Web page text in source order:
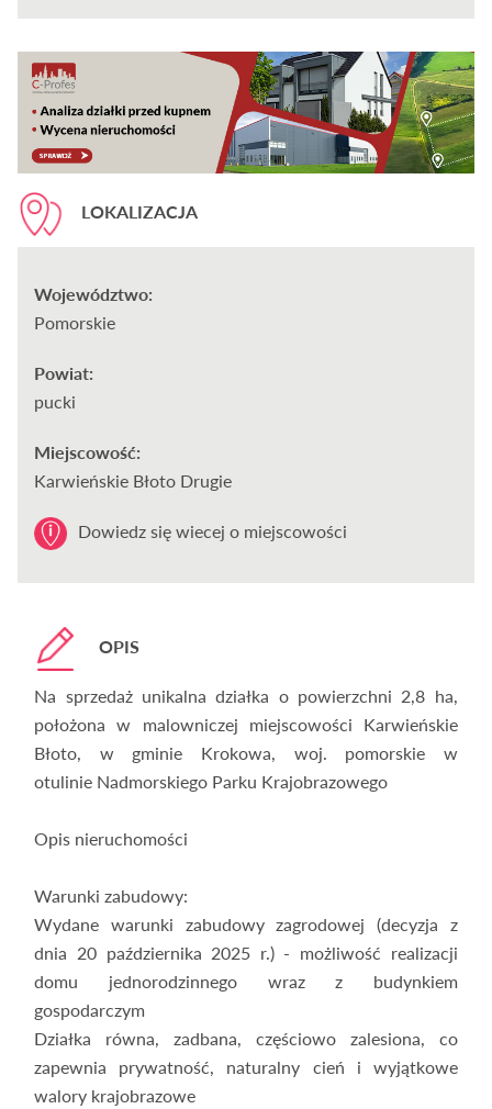
LOKALIZACJA
Województwo:
Pomorskie
Powiat:
pucki
Miejscowość:
Karwieńskie Błoto Drugie
Dowiedz się wiecej o miejscowości
OPIS
Na sprzedaż unikalna działka o powierzchni 2,8 ha,
położona w malowniczej miejscowości Karwieńskie
Błoto, w gminie Krokowa, woj. pomorskie w
otulinie Nadmorskiego Parku Krajobrazowego
Opis nieruchomości
Warunki zabudowy:
Wydane warunki zabudowy zagrodowej (decyzja z
dnia 20 października 2025 r.) - możliwość realizacji
domu jednorodzinnego wraz z budynkiem
gospodarczym
Działka równa, zadbana, częściowo zalesiona, co
zapewnia prywatność, naturalny cień i wyjątkowe
walory krajobrazowe